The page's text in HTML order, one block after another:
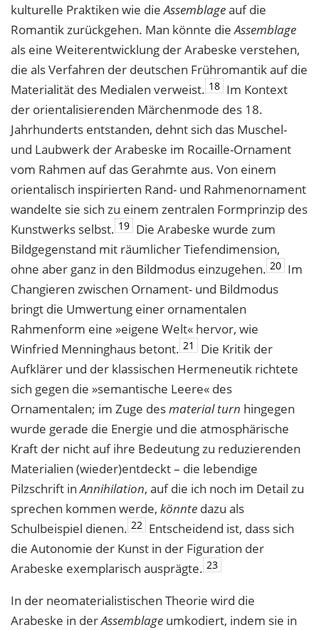
kulturelle Praktiken wie dieAssemblageauf die
Romantik zurückgehen. Man könnte dieAssemblage
als eine ­Weiterentwicklung der Arabeske verstehen,
die als Verfahren der deutschen Frühromantik auf die
Materialität des Medialen verweist. 18 Im Kontext
der orientalisierenden Märchenmode des 18.
Jahrhunderts entstanden, dehnt sich das Muschel-
und Laubwerk der Arabeske im Rocaille-Ornament
vom Rahmen auf das Gerahmte aus. Von einem
orientalisch ­inspirierten Rand- und Rahmenornament
wandelte sie sich zu einem zentralen Formprinzip des
Kunstwerks selbst. 19 Die Arabeske wurde zum
Bildgegenstand mit räumlicher Tiefendimension,
ohne aber ganz in den Bildmodus einzugehen. 20 Im
Changieren zwischen Ornament- und Bildmodus
bringt die Umwertung einer ornamentalen
Rahmenform eine »eigene Welt« hervor, wie
Winfried Menninghaus betont. 21
Die Kritik der
Aufklärer und der klassischen Hermeneutik richtete
sich gegen die »semantische Leere« des
Ornamentalen; im Zuge desmaterial turn hingegen
wurde gerade die Energie und die atmosphärische
Kraft der nicht auf ihre Bedeutung zu reduzierenden
Materialien (wieder)entdeckt – die lebendige
Pilzschrift inAnnihilation, auf die ich noch im Detail zu
sprechen kommen werde, könnte dazu als
Schulbeispiel dienen. 22 Entscheidend ist, dass sich
die Autonomie der Kunst in der Figuration der
Arabeske exemplarisch ausprägte. 23
In der neomaterialistischen Theorie wird die
Arabeske in derAssemblage umkodiert, indem sie in